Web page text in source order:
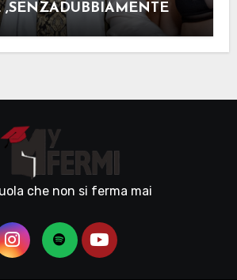
,SENZADUBBIAMENTE
che non si ferma mai